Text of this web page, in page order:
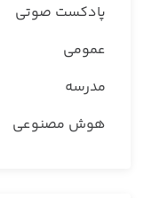
پادکست صوتی
عمومی
مدرسه
هوش مصنوعی